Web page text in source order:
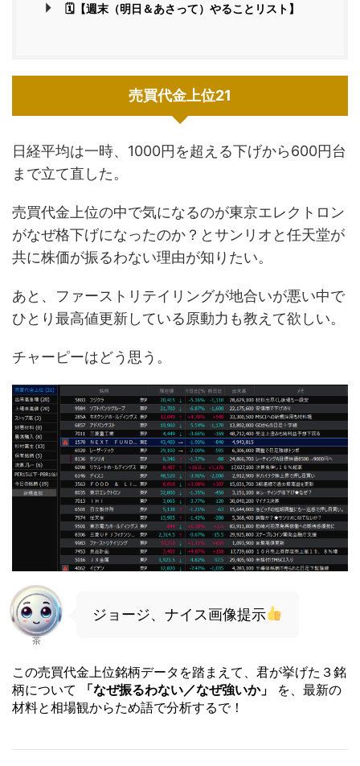
🗓【週末（明日＆あさって）やることリスト】
売買代金上位21
日経平均は一時、1000円を超える下げから600円台
まで立て直した。
売買代金上位の中で気になるのが東京エレクトロン
がなぜ格下げになったのか？とサンリオと任天堂が
共に株価が振るわない理由が知りたい。
あと、ファーストリテイリングが地合いが悪い中で
ひとり最高値更新している原動力も教えて欲しい。
チャーピーはどう思う。
茶
ジョージ、ナイス画像提示
この売買代金上位銘柄データを踏まえて、君が挙げた３銘
柄について
「なぜ振るわない／なぜ強いか」
を、最新の
材料と相場観からため語で分析するで！